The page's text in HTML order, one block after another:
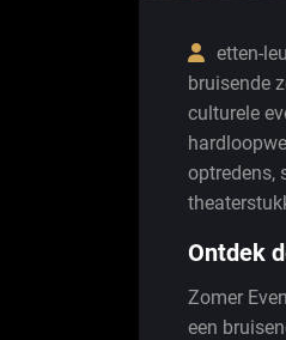
etten-
bruisende
culturele
optredens,
Ontdek
Zomer
een